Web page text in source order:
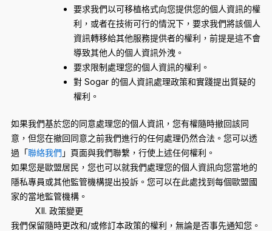
要求我們以可移植格式向您提供您的個人資訊的權
利，或者在技術可行的情況下，要求我們將該個人
資訊轉移給其他服務提供者的權利，前提是這不會
導致其他人的個人資訊外洩。
要求限制處理您的個人資訊的權利。
對 Sogar 的個人資訊處理政策和實踐提出質疑的
權利。
如果我們基於您的同意處理您的個人資訊，您有權隨時撤回該同
意，但您在撤回同意之前我們進行的任何處理仍然合法。您可以透
過「聯絡我們 」頁面與我們聯繫，行使上述任何權利。
如果您是歐盟居民，您也可以就我們處理您的個人資訊向您當地的
隱私專員或其他監管機構提出投訴。您可以在此處找到每個歐盟國
家的當地監管機構。
XII. 政策變更
我們保留隨時更改和/或修訂本政策的權利，無論是否事先通知您。